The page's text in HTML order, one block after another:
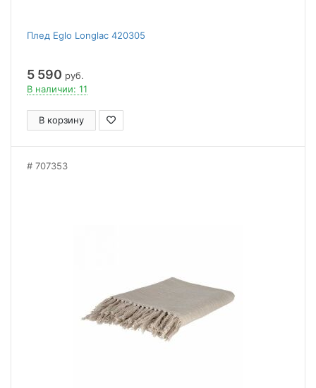
Плед Eglo Longlac 420305
5 590 руб.
В наличии: 11
В корзину
707353